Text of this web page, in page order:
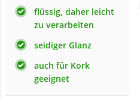
flüssig, daher leicht
zu verarbeiten
seidiger Glanz
auch für Kork
geeignet